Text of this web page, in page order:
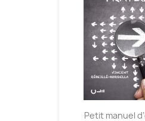
Petit manuel